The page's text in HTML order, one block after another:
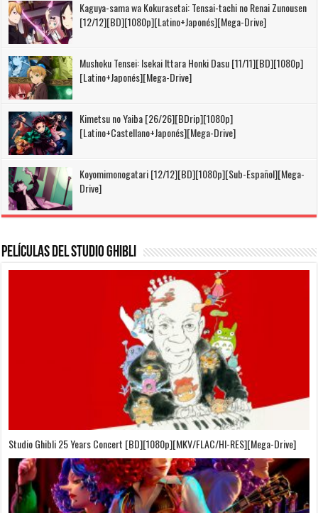
Kaguya-sama wa Kokurasetai: Tensai-tachi no Renai Zunousen
[12/12][BD][1080p][Latino+Japonés][Mega-Drive]
Mushoku Tensei: Isekai Ittara Honki Dasu [11/11][BD][1080p]
[Latino+Japonés][Mega-Drive]
Kimetsu no Yaiba [26/26][BDrip][1080p]
[Latino+Castellano+Japonés][Mega-Drive]
Koyomimonogatari [12/12][BD][1080p][Sub-Español][Mega-
Drive]
Películas del Studio Ghibli
On Your Mark [OVA][BDrip][1080p][Sub-Español][Sub-English][MEGA]